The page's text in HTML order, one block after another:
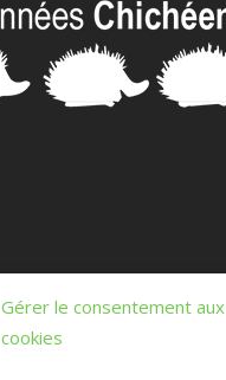
Gérer le consentement aux
cookies